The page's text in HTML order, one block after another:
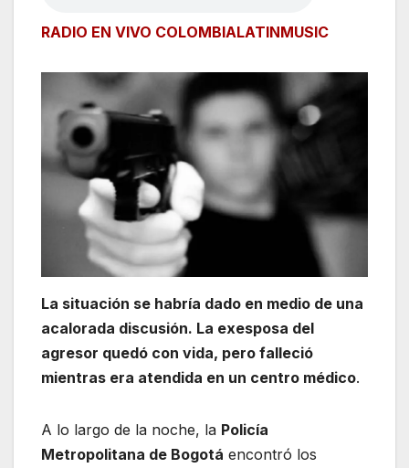
RADIO EN VIVO COLOMBIALATINMUSIC
La situación se habría dado en medio de una
acalorada discusión. La exesposa del
agresor quedó con vida, pero falleció
mientras era atendida en un centro médico.
A lo largo de la noche, la Policía
Metropolitana de Bogotá encontró los